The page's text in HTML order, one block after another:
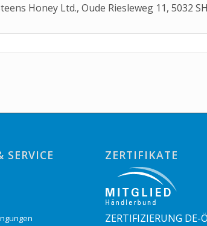
Honey Ltd., Oude Riesleweg 11, 5032
ZERTIFIKATE
ZERTIFIZIERUNG DE-